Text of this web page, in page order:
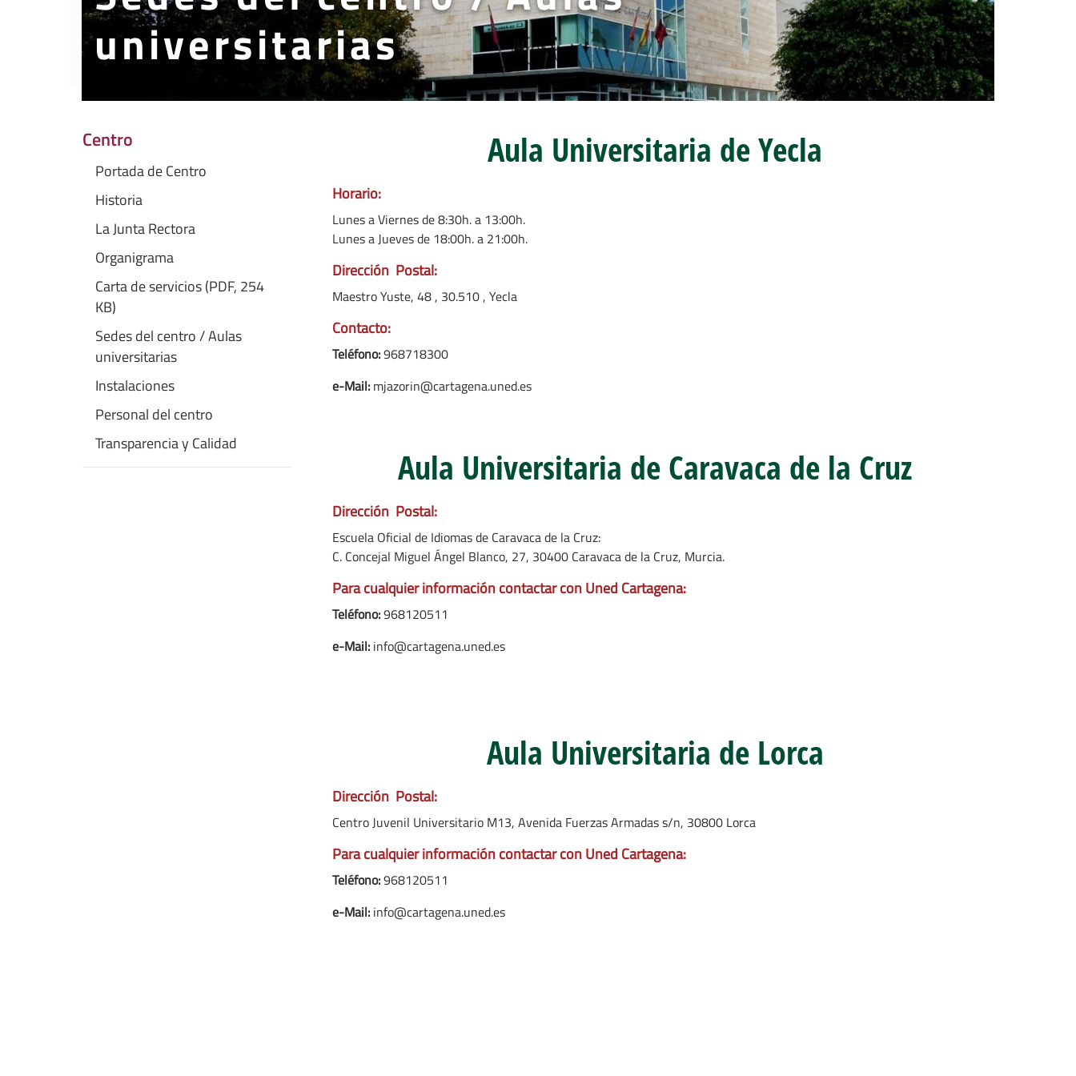
universitarias
Centro
Portada de Centro
Historia
La Junta Rectora
Organigrama
Carta de servicios (PDF, 254
KB)
Sedes del centro / Aulas
universitarias
Instalaciones
Personal del centro
Transparencia y Calidad
Aula Universitaria de Yecla
Horario:
Lunes a Viernes de 8:30h. a 13:00h.
Lunes a Jueves de 18:00h. a 21:00h.
Dirección Postal:
Maestro Yuste, 48 , 30.510 , Yecla
Contacto:
Teléfono:968718300
e-Mail: mjazorin@cartagena.uned.es
Aula Universitaria de Caravaca de la Cruz
Dirección Postal:
Escuela Oficial de Idiomas de Caravaca de la Cruz:
C. Concejal Miguel Ángel Blanco, 27, 30400 Caravaca de la Cruz, Murcia.
Para cualquier información contactar con Uned Cartagena:
Teléfono:968120511
e-Mail: info@cartagena.uned.es
Aula Universitaria de Lorca
Dirección Postal:
Centro Juvenil Universitario M13, Avenida Fuerzas Armadas s/n, 30800 Lorca
Para cualquier información contactar con Uned Cartagena:
Teléfono:968120511
e-Mail: info@cartagena.uned.es